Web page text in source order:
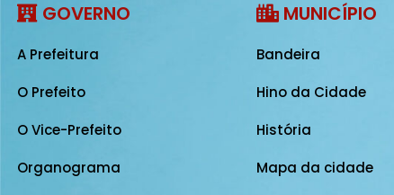
GOVERNO
A Prefeitura
O Prefeito
O Vice-Prefeito
Organograma
MUNICÍPIO
Bandeira
Hino da Cidade
História
Mapa da cidade